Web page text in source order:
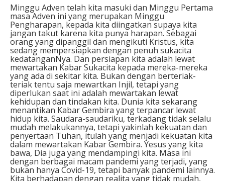
Minggu Adven telah kita masuki dan Minggu Pertama
masa Adven ini yang merupakan Minggu
Pengharapan, kepada kita diingatkan supaya kita
jangan takut karena kita punya harapan. Sebagai
orang yang dipanggil dan mengikuti Kristus, kita
sedang mempersiapkan dengan penuh sukacita
kedatanganNya. Dan persiapan kita adalah lewat
mewartakan Kabar Sukacita kepada mereka-mereka
yang ada di sekitar kita. Bukan dengan berteriak-
teriak tentu saja mewartkan Injil, tetapi yang
diperlukan saat ini adalah mewartakan lewat
kehidupan dan tindakan kita. Dunia kita sekarang
menantikan Kabar Gembira yang terpancar lewat
hidup kita. Saudara-saudariku, terkadang tidak selalu
mudah melakukannya, tetapi yakinlah kekuatan dan
penyertaan Tuhan, itulah yang menjadi kekuatan kita
dalam mewartakan Kabar Gembira. Yesus yang kita
bawa, Dia juga yang mendampingi kita. Masa ini
dengan berbagai macam pandemi yang terjadi, yang
bukan hanya Covid-19, tetapi banyak pandemi lainnya.
Kita berhadapan dengan realita yang tidak mudah,